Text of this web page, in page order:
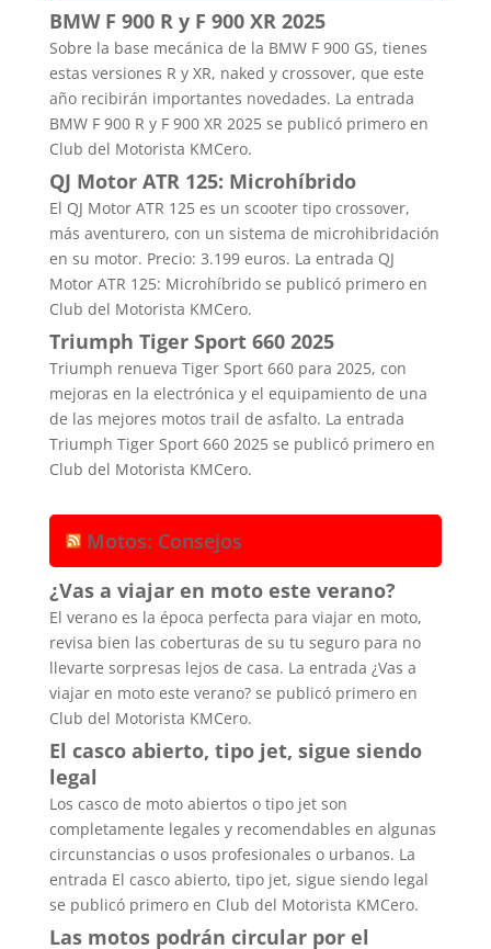
BMW F 900 R y F 900 XR 2025
Sobre la base mecánica de la BMW F 900 GS, tienes
estas versiones R y XR, naked y crossover, que este
año recibirán importantes novedades. La entrada
BMW F 900 R y F 900 XR 2025 se publicó primero en
Club del Motorista KMCero.
QJ Motor ATR 125: Microhíbrido
El QJ Motor ATR 125 es un scooter tipo crossover,
más aventurero, con un sistema de microhibridación
en su motor. Precio: 3.199 euros. La entrada QJ
Motor ATR 125: Microhíbrido se publicó primero en
Club del Motorista KMCero.
Triumph Tiger Sport 660 2025
Triumph renueva Tiger Sport 660 para 2025, con
mejoras en la electrónica y el equipamiento de una
de las mejores motos trail de asfalto. La entrada
Triumph Tiger Sport 660 2025 se publicó primero en
Club del Motorista KMCero.
Motos: Consejos
¿Vas a viajar en moto este verano?
El verano es la época perfecta para viajar en moto,
revisa bien las coberturas de su tu seguro para no
llevarte sorpresas lejos de casa. La entrada ¿Vas a
viajar en moto este verano? se publicó primero en
Club del Motorista KMCero.
El casco abierto, tipo jet, sigue siendo
legal
Los casco de moto abiertos o tipo jet son
completamente legales y recomendables en algunas
circunstancias o usos profesionales o urbanos. La
entrada El casco abierto, tipo jet, sigue siendo legal
se publicó primero en Club del Motorista KMCero.
Las motos podrán circular por el